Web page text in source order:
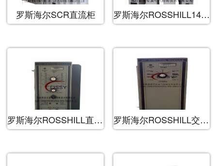
罗斯海尔SCR直流柜 罗斯海尔ROSSHILL1400型GEN柴油发电机控制柜
罗斯海尔ROSSHILL直流控制模块 罗斯海尔ROSSHILL交流控制模块